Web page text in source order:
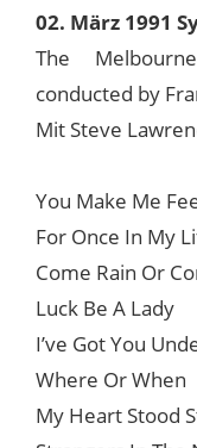
02. März 1991
The
conducted by
Mit Steve
You Make Me
For Once In My
Come Rain Or
Luck Be A Lady
I’ve Got You
Where Or When
My Heart Stood